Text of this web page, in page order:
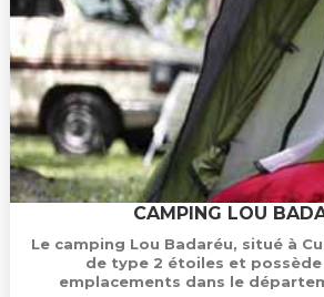
CAMPING LOU
Le camping Lou Badaréu, situé à
de type 2 étoiles et
emplacements dans le